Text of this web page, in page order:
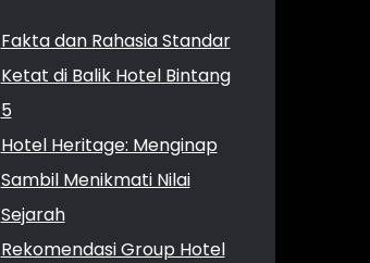
Fakta dan Rahasia Standar
Ketat di Balik Hotel Bintang
5
Hotel Heritage: Menginap
Sambil Menikmati Nilai
Sejarah
Rekomendasi Group Hotel